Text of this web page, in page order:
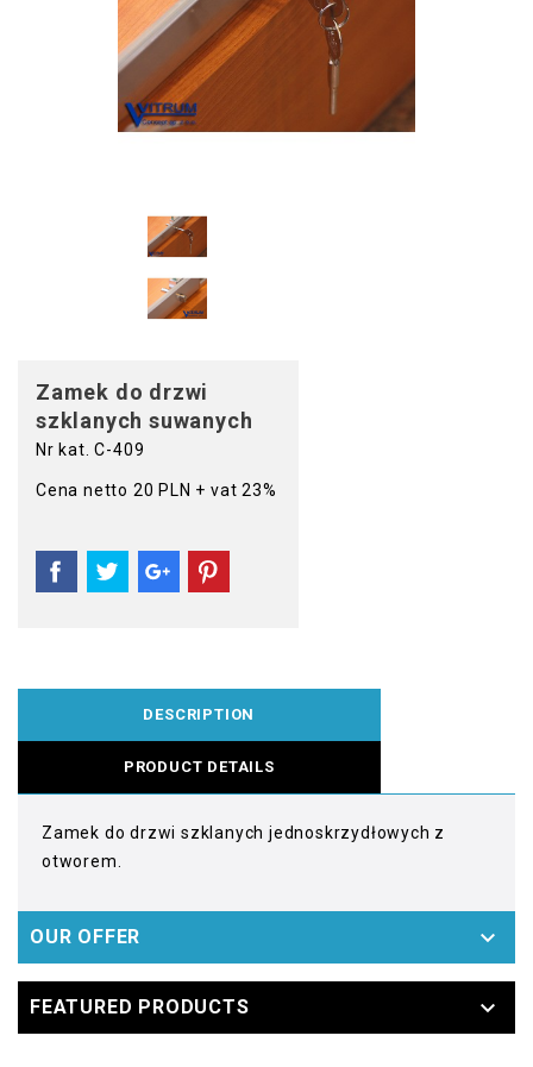
Zamek do drzwi
szklanych suwanych
Nr kat. C-409
Cena netto 20 PLN + vat 23%
DESCRIPTION
PRODUCT DETAILS
Zamek do drzwi szklanych jednoskrzydłowych z
otworem.
OUR OFFER 
FEATURED PRODUCTS 